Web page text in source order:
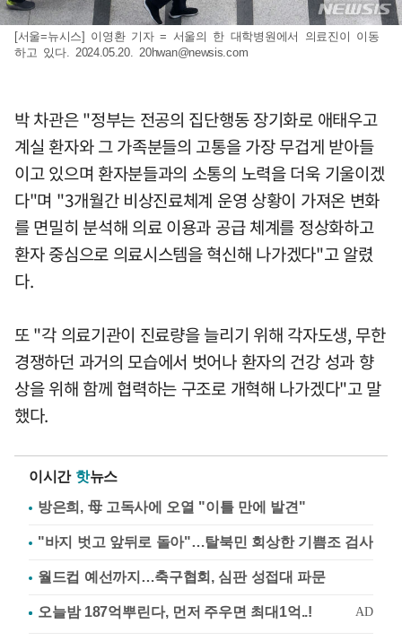
[서울=뉴시스] 이영환 기자 = 서울의 한 대학병원에서 의료진이 이동
하고 있다. 2024.05.20. 20hwan@newsis.com
박 차관은 "정부는 전공의 집단행동 장기화로 애태우고
계실 환자와 그 가족분들의 고통을 가장 무겁게 받아들
이고 있으며 환자분들과의 소통의 노력을 더욱 기울이겠
다"며 "3개월간 비상진료체계 운영 상황이 가져온 변화
를 면밀히 분석해 의료 이용과 공급 체계를 정상화하고
환자 중심으로 의료시스템을 혁신해 나가겠다"고 알렸
다.
또 "각 의료기관이 진료량을 늘리기 위해 각자도생, 무한
경쟁하던 과거의 모습에서 벗어나 환자의 건강 성과 향
상을 위해 함께 협력하는 구조로 개혁해 나가겠다"고 말
했다.
이시간 핫뉴스
방은희, 母 고독사에 오열 "이틀 만에 발견"
"바지 벗고 앞뒤로 돌아"…탈북민 회상한 기쁨조 검사
월드컵 예선까지…축구협회, 심판 성접대 파문